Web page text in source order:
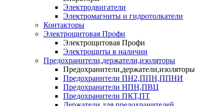
Электродвигатели
Электромагниты и гидротолкатели
Контакторы
Электрощитовая Профи
Электрощитовая Профи
Электрощиты в наличии
Предохранители,держатели,изоляторы
Предохранители,держатели,изоляторы
Предохранители ПН2,ППН,ППНИ
Предохранители НПН,ПВЦ
Предохранители ПКТ,ПТ